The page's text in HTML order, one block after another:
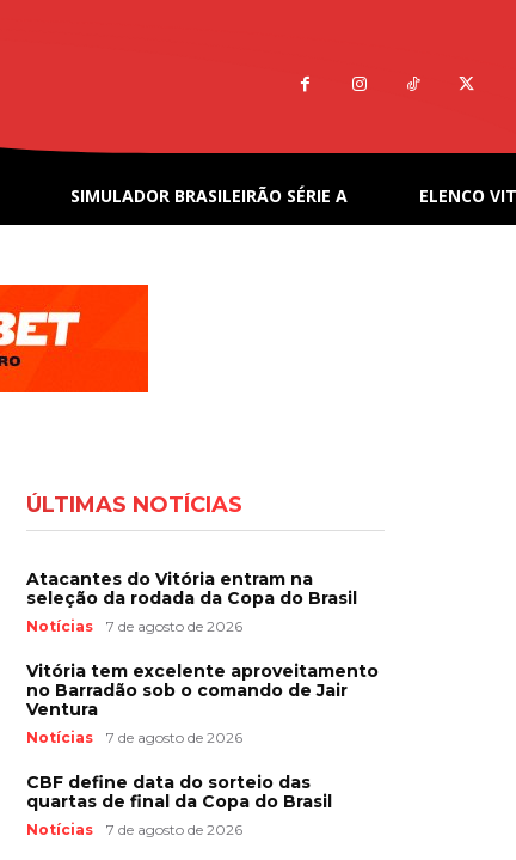
SIMULADOR BRASILEIRÃO SÉRIE A ELENCO
ÚLTIMAS NOTÍCIAS
Atacantes do Vitória entram na
seleção da rodada da Copa do Brasil
Notícias 7 de agosto de 2026
Vitória tem excelente aproveitamento
no Barradão sob o comando de Jair
Ventura
Notícias 7 de agosto de 2026
CBF define data do sorteio das
quartas de final da Copa do Brasil
Notícias 7 de agosto de 2026